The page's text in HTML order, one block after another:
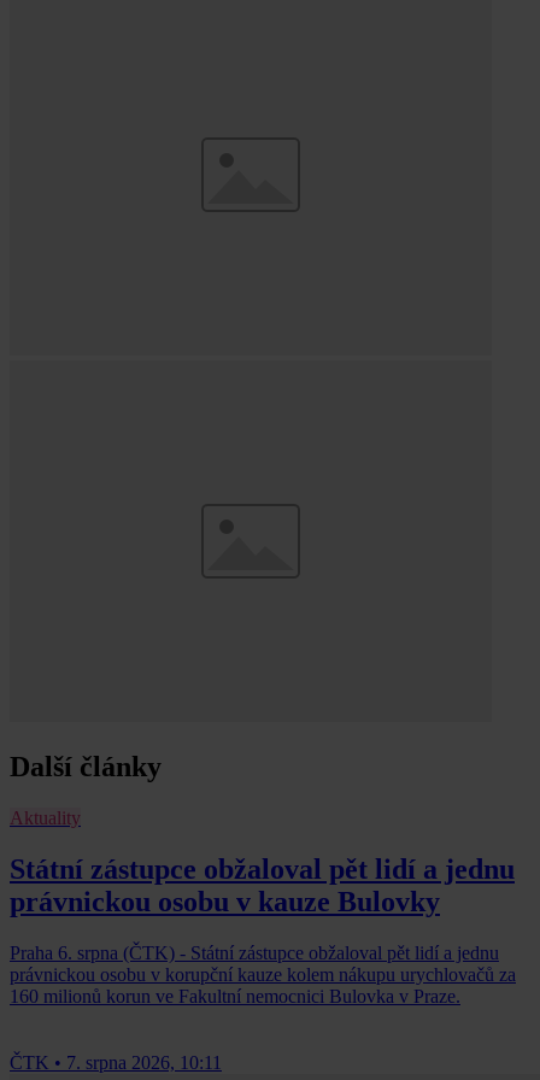
Další články
Aktuality
Státní zástupce obžaloval pět lidí a jednu
právnickou osobu v kauze Bulovky
Praha 6. srpna (ČTK) - Státní zástupce obžaloval pět lidí a jednu
právnickou osobu v korupční kauze kolem nákupu urychlovačů za
160 milionů korun ve Fakultní nemocnici Bulovka v Praze.
ČTK • 7. srpna 2026, 10:11